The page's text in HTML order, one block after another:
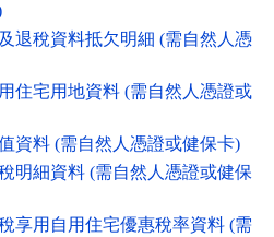
退稅資料抵欠明細 (需自然人憑
住宅用地資料 (需自然人憑證或
資料 (需自然人憑證或健保卡)
明細資料 (需自然人憑證或健保
享用自用住宅優惠稅率資料 (需